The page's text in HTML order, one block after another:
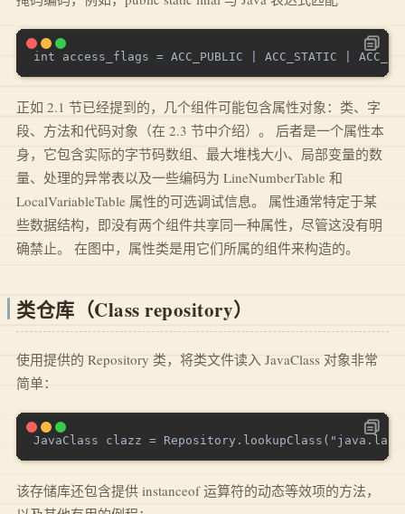
正如 2.1 节已经提到的，几个组件可能包含属性对象：类、字
段、方法和代码对象（在 2.3 节中介绍）。 后者是一个属性本
身，它包含实际的字节码数组、最大堆栈大小、局部变量的数
量、处理的异常表以及一些编码为 LineNumberTable 和
LocalVariableTable 属性的可选调试信息。 属性通常特定于某
些数据结构，即没有两个组件共享同一种属性，尽管这没有明
确禁止。 在图中，属性类是用它们所属的组件来构造的。
类仓库（Class repository）
使用提供的 Repository 类，将类文件读入 JavaClass 对象非常
简单：
该存储库还包含提供 instanceof 运算符的动态等效项的方法，